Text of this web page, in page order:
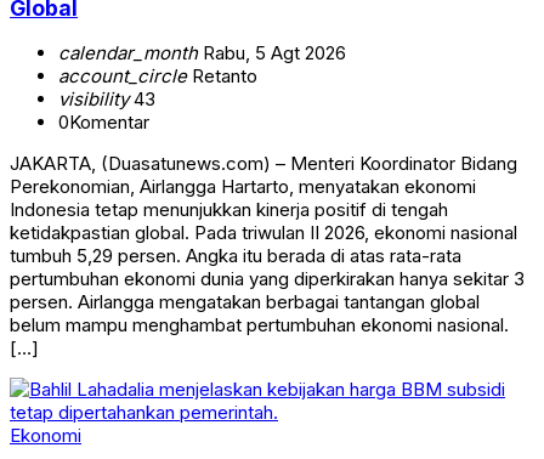
Global
calendar_monthRabu, 5 Agt 2026
account_circleRetanto
visibility43
0Komentar
JAKARTA, (Duasatunews.com) – Menteri Koordinator Bidang
Perekonomian, Airlangga Hartarto, menyatakan ekonomi
Indonesia tetap menunjukkan kinerja positif di tengah
ketidakpastian global. Pada triwulan II 2026, ekonomi nasional
tumbuh 5,29 persen. Angka itu berada di atas rata-rata
pertumbuhan ekonomi dunia yang diperkirakan hanya sekitar 3
persen. Airlangga mengatakan berbagai tantangan global
belum mampu menghambat pertumbuhan ekonomi nasional.
[…]
Ekonomi